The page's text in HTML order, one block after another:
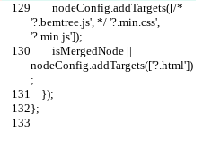
'?.bemtree.js', */ '?.min.css',
'?.min.js']);
nodeConfig.addTargets(['?.html'])
;
    });
};